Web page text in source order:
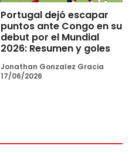
Portugal dejó escapar
puntos ante Congo en su
debut por el Mundial
2026: Resumen y goles
Jonathan Gonzalez Gracia
17/06/2026